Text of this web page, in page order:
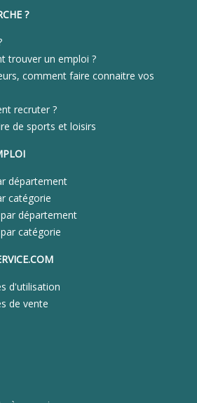
?
trouver un emploi ?
comment faire connaitre vos
recruter ?
de sports et loisirs
département
catégorie
département
catégorie
d'utilisation
de vente